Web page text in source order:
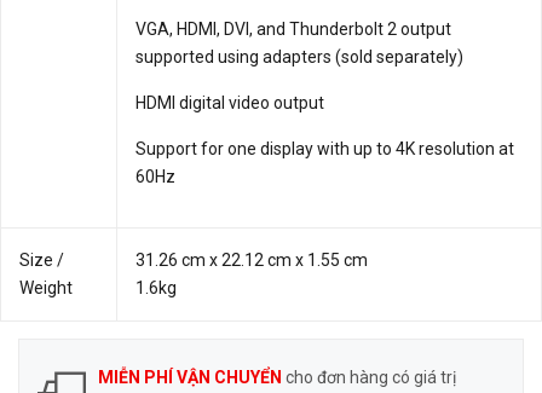
VGA, HDMI, DVI, and Thunderbolt 2 output
supported using adapters (sold separately)
HDMI digital video output
Support for one display with up to 4K resolution at
60Hz
Size /
Weight
31.26 cm x 22.12 cm x 1.55 cm
1.6kg
MIỄN PHÍ VẬN CHUYỂN cho đơn hàng có giá trị